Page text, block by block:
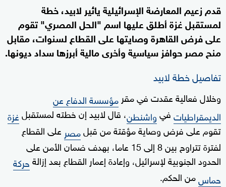
قدم زعيم المعارضة الإسرائيلية يائير لابيد، خطة
لمستقبل غزة أطلق عليها اسم "الحل المصري" تقوم
على فرض القاهرة وصايتها على القطاع لسنوات، مقابل
منح مصر حوافز سياسية وأخرى مالية أبرزها سداد ديونها.
تفاصيل خطة لابيد
وخلال فعالية عقدت في مقر مؤسسة الدفاع عن
الديمقراطياتفيواشنطن، قال لابيد إن خطته لمستقبلغزة
تقوم على فرض وصاية مؤقتة من قبلمصر على القطاع
لفترة تتراوح بين 8 إلى 15 عاما، بهدف ضمان الأمن على
الحدود الجنوبية لإسرائيل، وإعادة إعمار القطاع بعد إزالةحركة
حماسمن الحكم.